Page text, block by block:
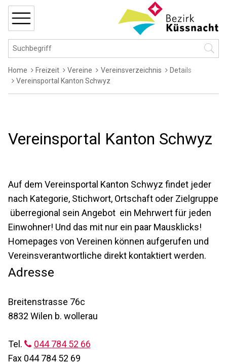
Navigieren in Küssnacht
Schnellnavigation
Hauptnavigation
Suchbegriff
Breadcrumb
Home Freizeit Vereine Vereinsverzeichnis
Details
Vereinsportal Kanton Schwyz
Vereinsportal Kanton Schwyz
Auf dem Vereinsportal Kanton Schwyz findet jeder 
nach Kategorie, Stichwort, Ortschaft oder Zielgruppe
 überregional sein Angebot  ein Mehrwert für jeden
Einwohner! Und das mit nur ein paar Mausklicks!
Homepages von Vereinen können aufgerufen und
Vereinsverantwortliche direkt kontaktiert werden.
Adresse
Breitenstrasse 76c
8832 Wilen b. wollerau
Tel.
044 784 52 66
Fax 044 784 52 69